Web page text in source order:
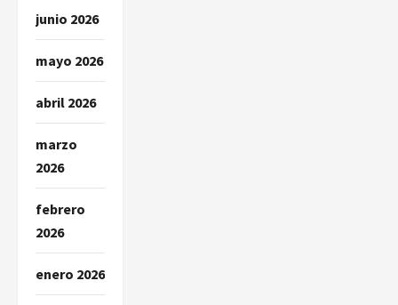
s
junio 2026
mayo 2026
abril 2026
marzo
2026
febrero
2026
enero 2026